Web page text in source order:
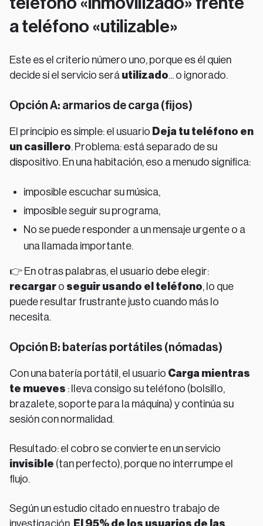
a teléfono «utilizable»
Este es el criterio número uno, porque es él quien
decide si el servicio será utilizado... o ignorado.
Opción A: armarios de carga (fijos)
El principio es simple: el usuario Deja tu teléfono en
un casillero. Problema: está separado de su
dispositivo. En una habitación, eso a menudo significa:
imposible escuchar su música,
imposible seguir su programa,
No se puede responder a un mensaje urgente o a
una llamada importante.
👉 En otras palabras, el usuario debe elegir:
recargar o seguir usando el teléfono, lo que
puede resultar frustrante justo cuando más lo
necesita.
Opción B: baterías portátiles (nómadas)
Con una batería portátil, el usuario Carga mientras
te mueves : lleva consigo su teléfono (bolsillo,
brazalete, soporte para la máquina) y continúa su
sesión con normalidad.
Resultado: el cobro se convierte en un servicio
invisible (tan perfecto), porque no interrumpe el
flujo.
Según un estudio citado en nuestro trabajo de
investigación, El 95% de los usuarios de las